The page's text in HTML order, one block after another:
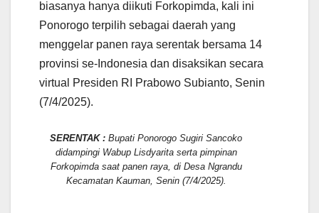
biasanya hanya diikuti Forkopimda, kali ini
Ponorogo terpilih sebagai daerah yang
menggelar panen raya serentak bersama 14
provinsi se-Indonesia dan disaksikan secara
virtual Presiden RI Prabowo Subianto, Senin
(7/4/2025).
SERENTAK : Bupati Ponorogo Sugiri Sancoko
didampingi Wabup Lisdyarita serta pimpinan
Forkopimda saat panen raya, di Desa Ngrandu
Kecamatan Kauman, Senin (7/4/2025).